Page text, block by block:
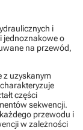
i
jednoznakowe o
na przewód,
z uzyskanym
części
sekwencji.
przewodu i
w zależności